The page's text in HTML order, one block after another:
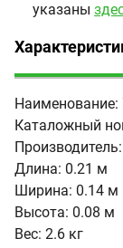
указаны
(активная
Наименование:
Каталожный
Производитель:
Длина: 0.21 м
Ширина: 0.14 м
Высота: 0.08 м
Вес: 2.6 кг